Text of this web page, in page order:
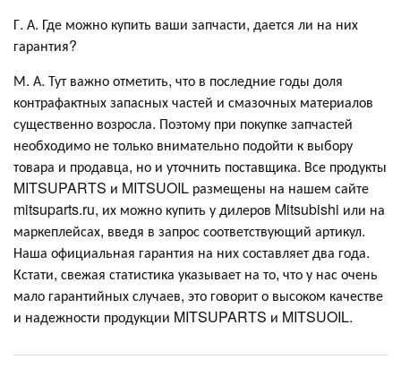
Г. А. Где можно купить ваши запчасти, дается ли на них
гарантия?
М. А. Тут важно отметить, что в последние годы доля
контрафактных запасных частей и смазочных материалов
существенно возросла. Поэтому при покупке запчастей
необходимо не только внимательно подойти к выбору
товара и продавца, но и уточнить поставщика. Все продукты
MITSUPARTS и MITSUOIL размещены на нашем сайте
mitsuparts.ru, их можно купить у дилеров Mitsubishi или на
маркеплейсах, введя в запрос соответствующий артикул.
Наша официальная гарантия на них составляет два года.
Кстати, свежая статистика указывает на то, что у нас очень
мало гарантийных случаев, это говорит о высоком качестве
и надежности продукции MITSUPARTS и MITSUOIL.